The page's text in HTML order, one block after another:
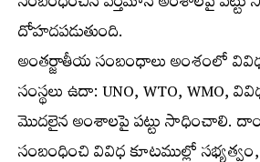
దోహదపడుతుంది.
అంతర్జాతీయ సంబంధాలు అంశంలో
సంస్థలు ఉదా: UNO, WTO, WMO,
మొదలైన అంశాలపై పట్టు సాధించాలి.
సంబంధించి వివిధ కూటముల్లో